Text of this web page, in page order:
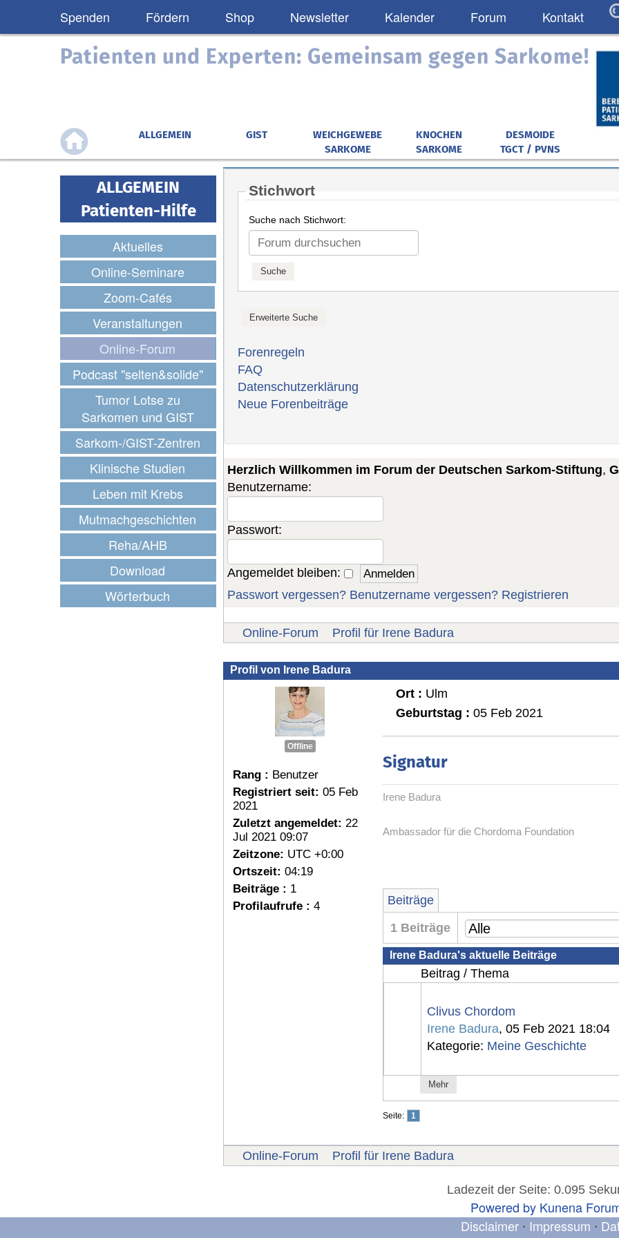
Spenden Fördern Shop Newsletter Kalender Forum Kontakt
Patienten und Experten: Gemeinsam gegen Sarkome!
ALLGEMEIN GIST
WEICHGEWEBE
SARKOME
KNOCHEN
SARKOME
DESMOIDE
TGCT / PVNS
ALLGEMEIN
Patienten-Hilfe
Aktuelles
Online-Seminare
Zoom-Cafés
Veranstaltungen
Online-Forum
Podcast "selten&solide"
Tumor Lotse zu
Sarkomen und GIST
Sarkom-/GIST-Zentren
Klinische Studien
Leben mit Krebs
Mutmachgeschichten
Reha/AHB
Download
Wörterbuch
Stichwort
Suche nach Stichwort:
Forenregeln
FAQ
Datenschutzerklärung
Neue Forenbeiträge
Herzlich Willkommen im Forum der Deutschen Sarkom-Stiftung,
Benutzername:
Passwort:
Angemeldet bleiben:
Passwort vergessen? Benutzername vergessen? Registrieren
Online-Forum Profil für Irene Badura
Profil von Irene Badura
Offline
Rang : Benutzer
Registriert seit: 05 Feb
2021
Zuletzt angemeldet: 22
Jul 2021 09:07
Zeitzone: UTC +0:00
Ortszeit: 04:19
Beiträge : 1
Profilaufrufe : 4
Ort : Ulm
Geburtstag : 05 Feb 2021
Signatur
Irene Badura
Ambassador für die Chordoma Foundation
Beiträge
1 Beiträge
Irene Badura's aktuelle Beiträge
Beitrag / Thema
Mehr
Clivus Chordom
Irene Badura, 05 Feb 2021 18:04
Kategorie: Meine Geschichte
Seite: 1
Online-Forum Profil für Irene Badura
Ladezeit der Seite: 0.095
Powered by Kunena
Disclaimer • Impressum •